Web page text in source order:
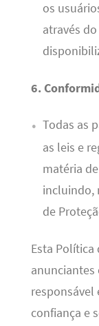
os
através
6.
Todas as
as leis e
matéria
incluindo,
de
Esta Política
anunciantes
responsável
confiança e